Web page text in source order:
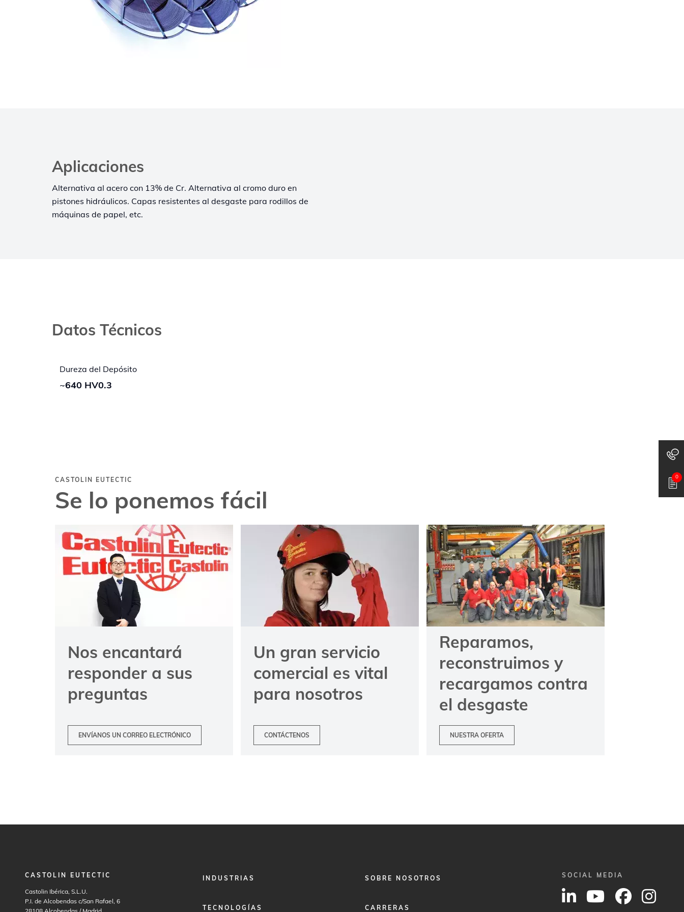
0
Aplicaciones
Alternativa al acero con 13% de Cr. Alternativa al cromo duro en
pistones hidráulicos. Capas resistentes al desgaste para rodillos de
máquinas de papel, etc.
Datos Técnicos
Dureza del Depósito
~640 HV0.3
CASTOLIN EUTECTIC
Se lo ponemos fácil
Nos encantará
responder a sus
preguntas
ENVÍANOS UN CORREO ELECTRÓNICO
Un gran servicio
comercial es vital
para nosotros
CONTÁCTENOS
Reparamos,
reconstruimos y
recargamos contra
el desgaste
NUESTRA OFERTA
CASTOLIN EUTECTIC
Castolin Ibérica, S.L.U.
P.I. de Alcobendas c/San Rafael, 6
FOOTERINDUSTRIAS
TECNOLOGÍAS
FOOTER
SOBRE NOSOTROS
CARRERAS
SOCIAL MEDIA